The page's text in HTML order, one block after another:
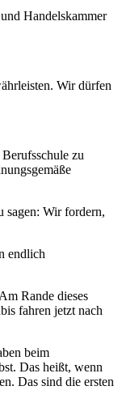
Handelskammer
Wir dürfen
zu
sagen: Wir fordern,
endlich
Rande dieses
fahren jetzt nach
beim
Das heißt, wenn
Das sind die ersten